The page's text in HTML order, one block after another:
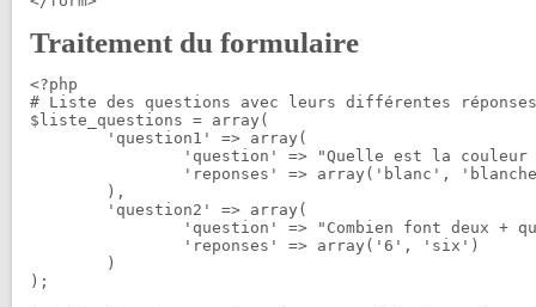
Traitement du formulaire
<?php
# Liste des questions avec leurs différentes
$liste_questions = array(
);